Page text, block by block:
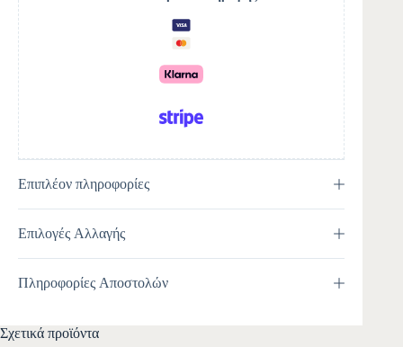
t
i
v
e
:
Επιπλέον πληροφορίες
Επιλογές Αλλαγής
Πληροφορίες Αποστολών
Σχετικά προϊόντα